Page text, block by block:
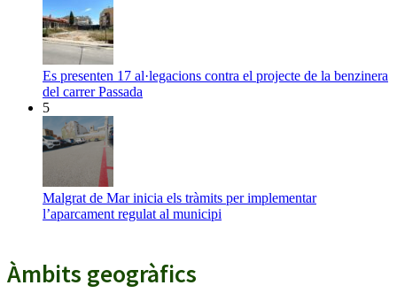
Es presenten 17 al·legacions contra el projecte de la benzinera
del carrer Passada
5
Malgrat de Mar inicia els tràmits per implementar
l’aparcament regulat al municipi
Àmbits geogràfics